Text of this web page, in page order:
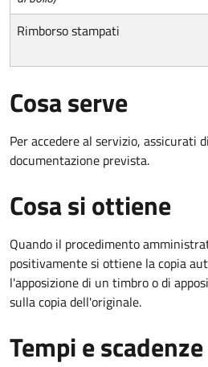
Rimborso stampati
Cosa serve
Per accedere al servizio, assicurati
documentazione prevista.
Cosa si ottiene
Quando il procedimento
positivamente si ottiene la copia
l'apposizione di un timbro o di
sulla copia dell'originale.
Tempi e scadenze